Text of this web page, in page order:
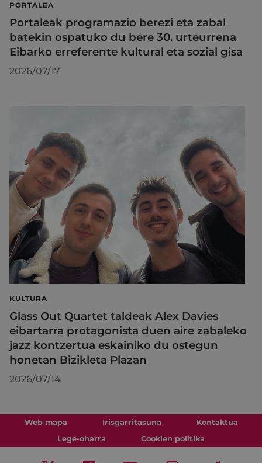
PORTALEA
Portaleak programazio berezi eta zabal
batekin ospatuko du bere 30. urteurrena
Eibarko erreferente kultural eta sozial gisa
2026/07/17
KULTURA
Glass Out Quartet taldeak Alex Davies
eibartarra protagonista duen aire zabaleko
jazz kontzertua eskainiko du ostegun
honetan Bizikleta Plazan
2026/07/14
Web mapa Irisgarritasuna
Kontaktua
Lege-oharra
Cookien politika